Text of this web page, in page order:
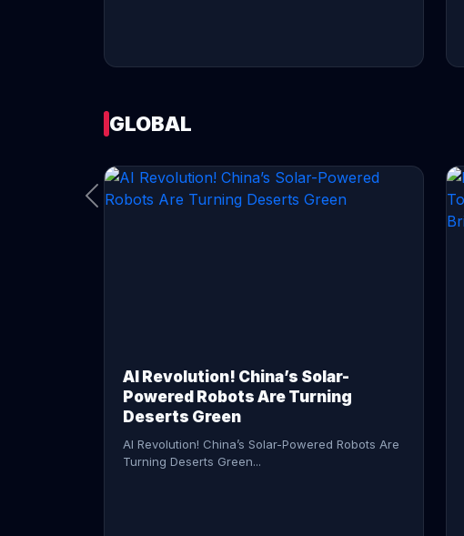
GLOBAL
AI Revolution! China’s Solar-
Powered Robots Are Turning
Deserts Green
AI Revolution! China’s Solar-Powered Robots Are
Turning Deserts Green...